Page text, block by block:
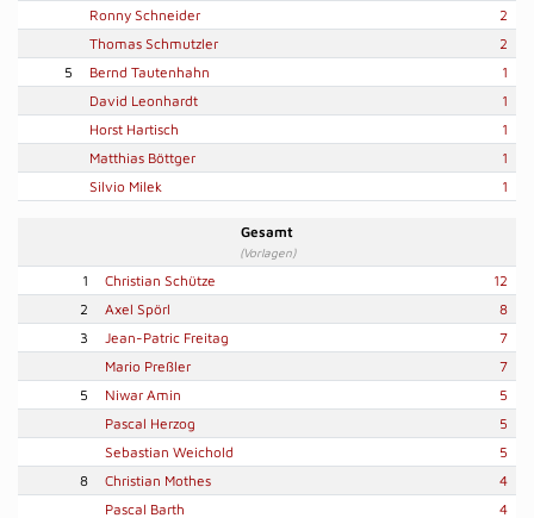
Ronny Schneider
2
Thomas Schmutzler
2
5
Bernd Tautenhahn
1
David Leonhardt
1
Horst Hartisch
1
Matthias Böttger
1
Silvio Milek
1
Gesamt
(Vorlagen)
1 Christian Schütze
12
2
Axel Spörl
8
3
Jean-Patric Freitag
7
Mario Preßler
7
5
Niwar Amin
5
Pascal Herzog
5
Sebastian Weichold
5
8
Christian Mothes
4
Pascal Barth
4